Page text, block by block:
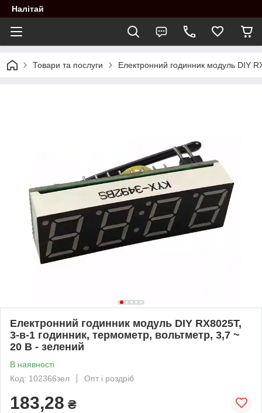
Налітай
Товари та послуги Електронний годинник модуль DIY
Електронний годинник модуль DIY RX8025T,
3-в-1 годинник, термометр, вольтметр, 3,7 ~
20 В - зелений
В наявності
Код: 102366зел
Опт і роздріб
183,28 ₴